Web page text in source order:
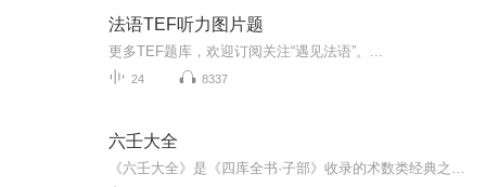
法语TEF听力图片题
更多TEF题库，欢迎订阅关注“遇见法语”。...
24 8337
六壬大全